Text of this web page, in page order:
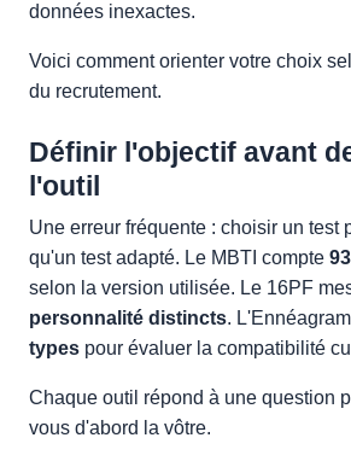
données inexactes.
Voici comment orienter votre choix
du recrutement.
Définir l'objectif avant
l'outil
Une erreur fréquente : choisir un test
qu'un test adapté. Le MBTI compte
selon la version utilisée. Le 16PF
personnalité distincts.
types pour évaluer la compatibilité
Chaque outil répond à une question
vous d'abord la vôtre.